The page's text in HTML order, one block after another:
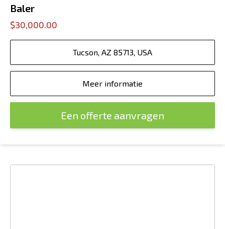
Baler
$30,000.00
Tucson, AZ 85713, USA
Meer informatie
Een offerte aanvragen